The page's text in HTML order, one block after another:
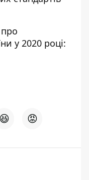
у 2020 році:
😆 😡